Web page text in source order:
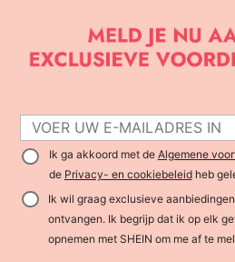
Ik ga akkoord met de Algemene
de Privacy- en cookiebeleidheb
Ik wil graag exclusieve
ontvangen. Ik begrijp dat ik op elk
opnemen met SHEIN om me af te